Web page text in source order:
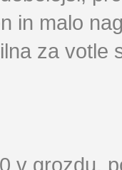
in malo
za votle
v grozdu,